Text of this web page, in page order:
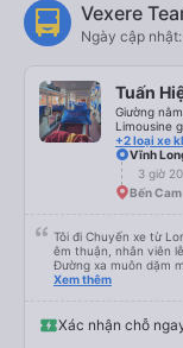
Vexere
Ngày cập
Tuấn
Giường
Limousine
+2 loại xe
Vĩnh
3 giờ
Bến Cam
Tôi đi Chuyến xe từ
êm thuận, nhân viên lễ độ, tài xế vững
Đường xa muôn dặm
nghiêm cẩn, hiếm
Xem thêm
Xác nhận chỗ